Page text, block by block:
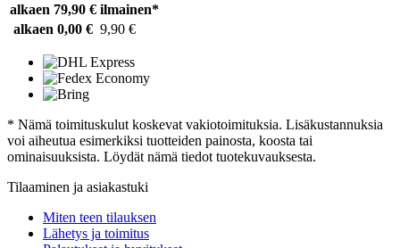
alkaen 79,90 € ilmainen*
alkaen 0,00 € 9,90 €
* Nämä toimituskulut koskevat vakiotoimituksia. Lisäkustannuksia
voi aiheutua esimerkiksi tuotteiden painosta, koosta tai
ominaisuuksista. Löydät nämä tiedot tuotekuvauksesta.
Tilaaminen ja asiakastuki
Miten teen tilauksen
Lähetys ja toimitus